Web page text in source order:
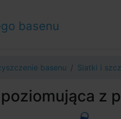
basenu
basenu Siatki i
z